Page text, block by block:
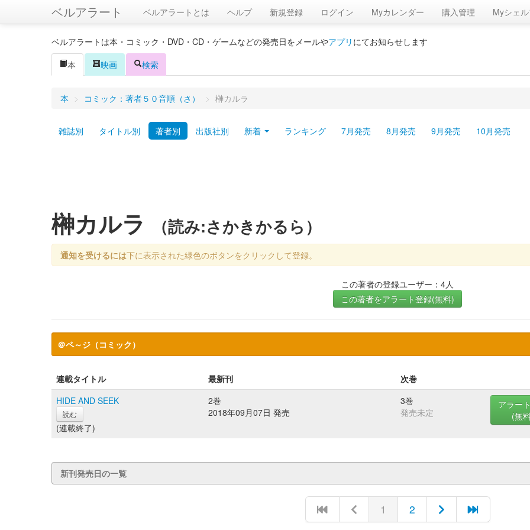
ベルアラート ベルアラートとは ヘルプ 新規登録 ログイン Myカレンダー 購入管理 Myシェル
ベルアラートは本・コミック・DVD・CD・ゲームなどの発売日をメールやアプリ にてお知らせします
本
映画 検索
本 > コミック：著者５０音順（さ） > 榊カルラ
雑誌別 タイトル別 著者別 出版社別 新着 ランキング 7月発売 8月発売 9月発売 10月発売
榊カルラ （読み:さかきかるら）
通知を受けるには下に表示された緑色のボタンをクリックして登録。
この著者の登録ユーザー：4人
この著者をアラート登録(無料)
＠ペ～ジ（コミック）
連載タイトル 最新刊
次巻
HIDE AND SEEK
読む
(連載終了)
2巻
2018年09月07日 発売
3巻
発売未定
アラー
(無
新刊発売日の一覧
1 2